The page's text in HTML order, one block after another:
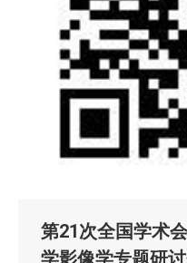
第21次全国学术
学影像学专题研